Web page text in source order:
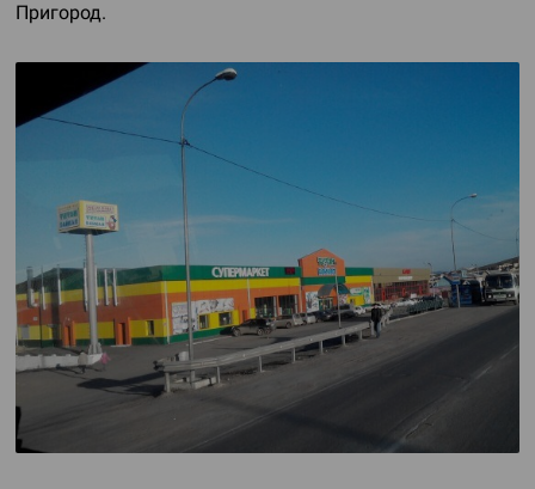
Пригород.